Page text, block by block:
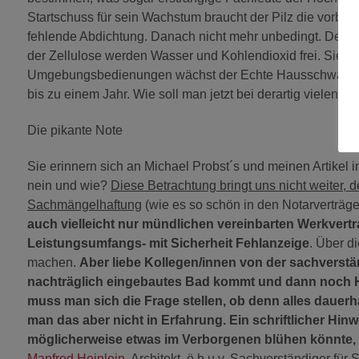
Startschuss für sein Wachstum braucht der Pilz die
fehlende Abdichtung. Danach nicht mehr unbedingt.
der Zellulose werden Wasser und Kohlendioxid frei. Sie
Umgebungsbedienungen wächst der Echte
bis zu einem Jahr. Wie soll man jetzt bei derartig vielen
Die pikante Note
Sie erinnern sich an Michael Probst´s und meinen Artikel
nein und wie? Diese Betrachtung bringt uns nicht weiter,
Sachmängelhaftung (wie es so schön in den
auch vielleicht nur mündlichen vereinbarten
Leistungsumfangs- mit Sicherheit Fehlanzeige. Über
machen. Aber liebe Kollegen/innen von der
nachträglich eingebautes Bad kommt und dann noch
muss man sich die Frage stellen, ob denn alles
man das aber nicht in Erfahrung. Ein schriftlicher
möglicherweise etwas im Verborgenen blühen